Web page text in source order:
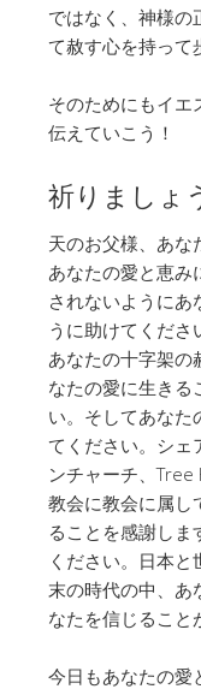
ではなく、神様の
て赦す心を持って
そのためにもイエ
伝えていこう！
祈りましょ
天のお父様、あな
あなたの愛と恵み
されないようにあ
うに助けてくださ
あなたの十字架の
なたの愛に生きる
い。そしてあなた
てください。シェ
ンチャーチ、
教会に教会に属し
ることを感謝しま
ください。日本
末の時代の中、あ
なたを信じること
今日もあなたの愛